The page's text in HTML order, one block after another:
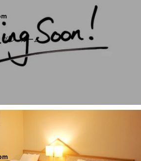
プル ルーム